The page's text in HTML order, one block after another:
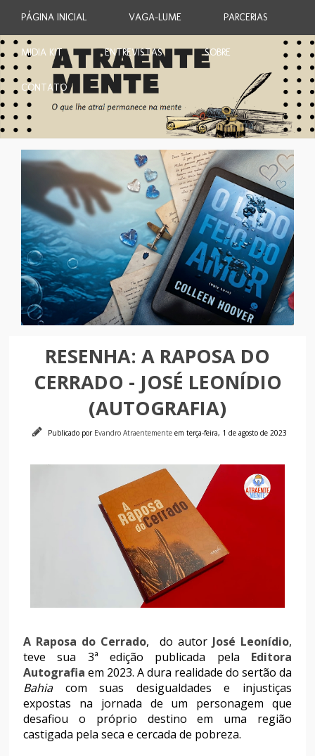
PÁGINA INICIAL VAGA-LUME PARCERIAS
MIDIA KIT ENTREVISTAS SOBRE
CONTATO
RESENHA: A RAPOSA DO
CERRADO - JOSÉ LEONÍDIO
(AUTOGRAFIA)
Publicado por Evandro Atraentemente em terça-feira, 1 de agosto de 2023
A Raposa do Cerrado, do autor José Leonídio,
teve sua 3ª edição publicada pela Editora
Autografia em 2023. A dura realidade do sertão da
Bahia com suas desigualdades e injustiças
expostas na jornada de um personagem que
desafiou o próprio destino em uma região
castigada pela seca e cercada de pobreza.